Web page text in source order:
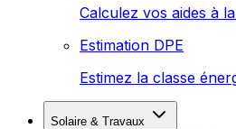
Calculez vos aides à
Estimation DPE
Estimez la classe
Solaire & Travaux